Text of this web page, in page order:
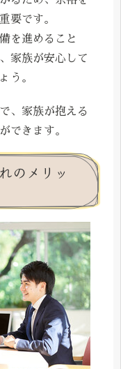
要です。
を進めること
家族が安心して
う。
、家族が抱える
できます。
のメリッ